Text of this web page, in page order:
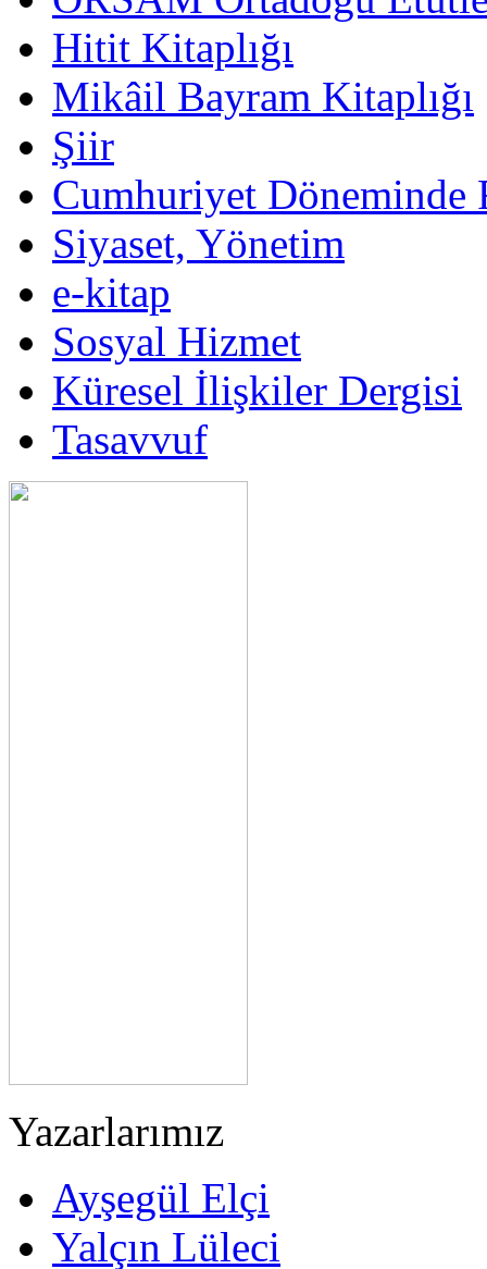
Hitit Kitaplığı
Mikâil Bayram Kitaplığı
Şiir
Cumhuriyet Döneminde
Siyaset, Yönetim
e-kitap
Sosyal Hizmet
Küresel İlişkiler Dergisi
Tasavvuf
Yazarlarımız
Ayşegül Elçi
Yalçın Lüleci